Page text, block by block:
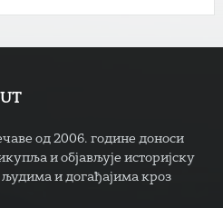
од 2006. године доноси
и објављује историјску
и догађајима кроз